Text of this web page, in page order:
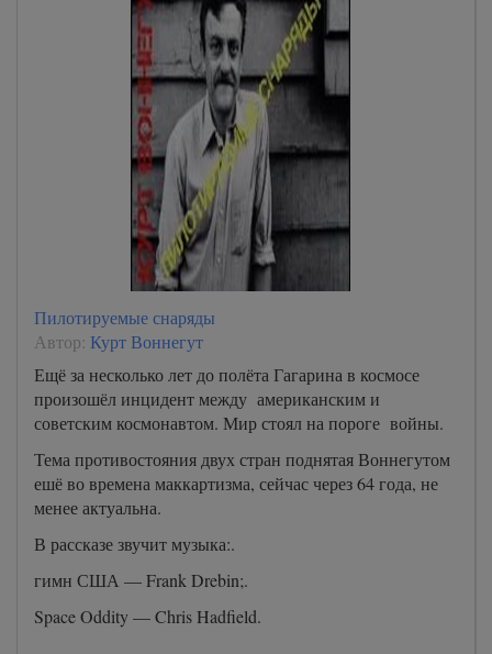
Пилотируемые снаряды
Автор: Курт Воннегут
Ещё за несколько лет до полёта Гагарина в космосе
произошёл инцидент между американским и
советским космонавтом. Мир стоял на пороге войны.
Тема противостояния двух стран поднятая Воннегутом
ешё во времена маккартизма, сейчас через 64 года, не
менее актуальна.
В рассказе звучит музыка:.
гимн США — Frank Drebin;.
Space Oddity — Chris Hadfield.